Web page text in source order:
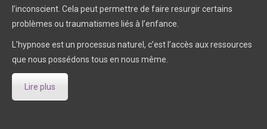
l’inconscient. Cela peut permettre de faire resurgir certains
problèmes ou traumatismes liés à l’enfance.
L’hypnose est un processus naturel, c’est l’accès aux ressources
que nous possédons tous en nous même.
Lire plus